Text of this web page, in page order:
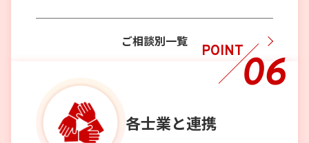
ご相談別一覧
POINT06
各士業と連携